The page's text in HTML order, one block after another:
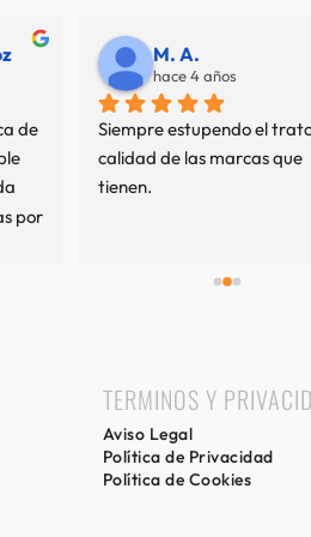
de
por
M. A.
hace 4 años
Siempre estupendo el
calidad de las marcas que
tienen.
TERMINOS Y
Aviso Legal
Política de Privacidad
Política de Cookies